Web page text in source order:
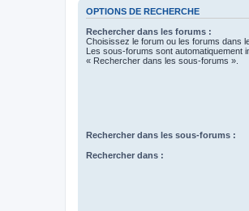
OPTIONS DE RECHERCHE
Rechercher dans les forums :
Choisissez le forum ou les forums dans
Les sous-forums sont automatiquement
« Rechercher dans les sous-forums ».
Rechercher dans les sous-forums :
Rechercher dans :